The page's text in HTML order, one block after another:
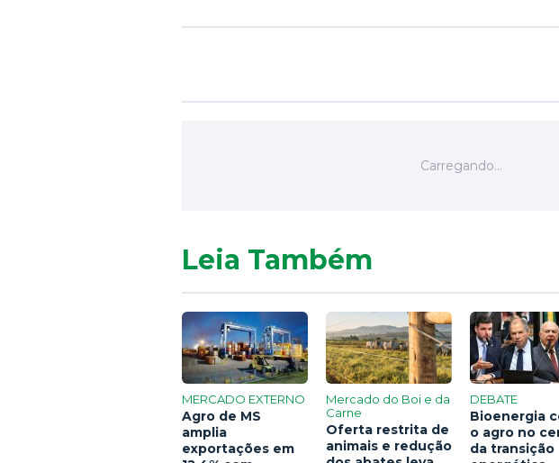
Leia Também
MERCADO EXTERNO
Agro de MS
amplia
exportações em
Mercado do Boi e da
Carne
Oferta restrita de
animais e redução
DEBATE
Bioenergia
o agro no
da transição